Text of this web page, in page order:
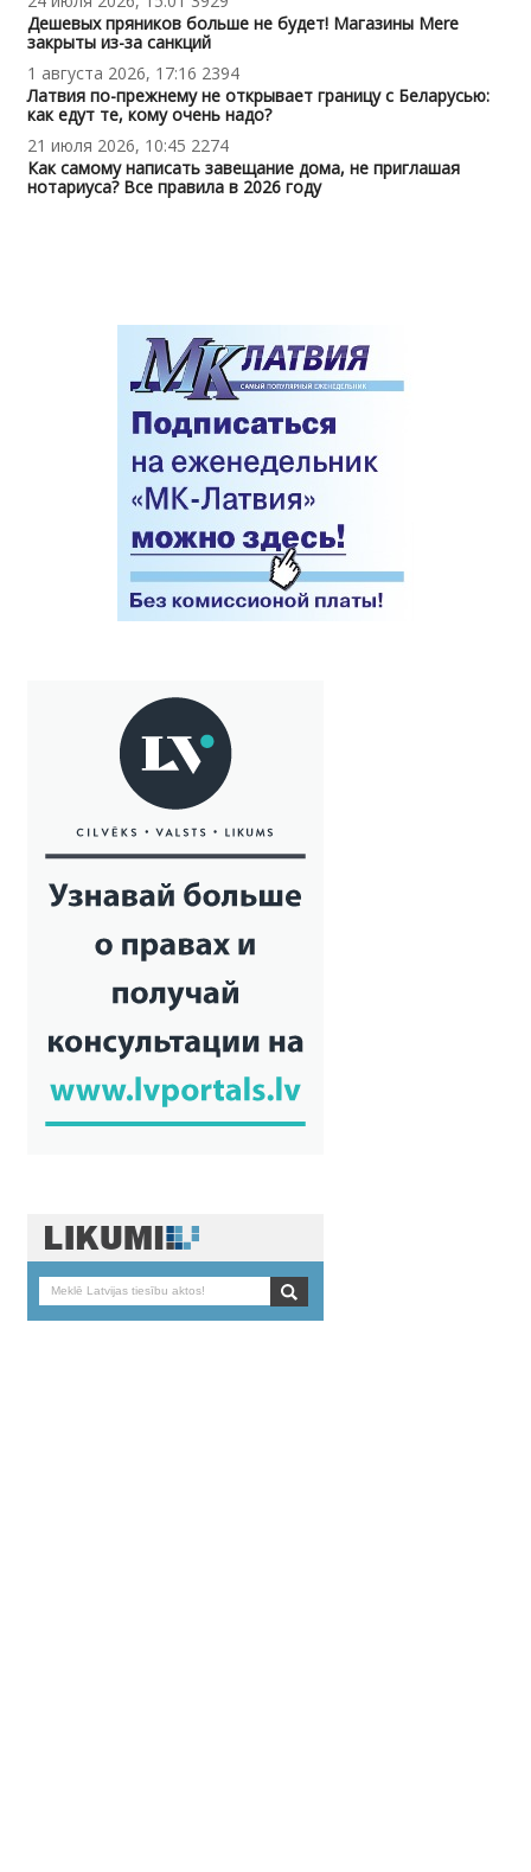
Дешевых пряников больше не будет! Магазины Mere
закрыты из-за санкций
1 августа 2026, 17:16 2394
Латвия по-прежнему не открывает границу с Беларусью:
как едут те, кому очень надо?
21 июля 2026, 10:45 2274
Как самому написать завещание дома, не приглашая
нотариуса? Все правила в 2026 году